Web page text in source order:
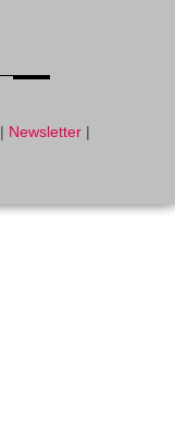
| Newsletter |